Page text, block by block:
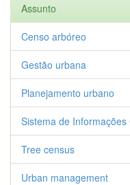
Assunto
Censo arbóreo
Gestão urbana
Planejamento urbano
Sistema de
Tree census
Urban management